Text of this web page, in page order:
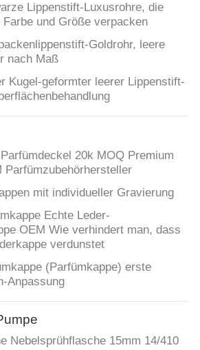
Lippenstift-Luxusrohre, die
und Größe verpacken
Goldrohr, leere
nach Maß
Kugel-geformter leerer Lippenstift-
20k MOQ Premium
Parfümzubehörhersteller
mit individueller Gravierung
Echte Leder-
OEM Wie verhindert man, dass
verdunstet
(Parfümkappe) erste
Anpassung
Nebelsprühflasche 15mm 14/410